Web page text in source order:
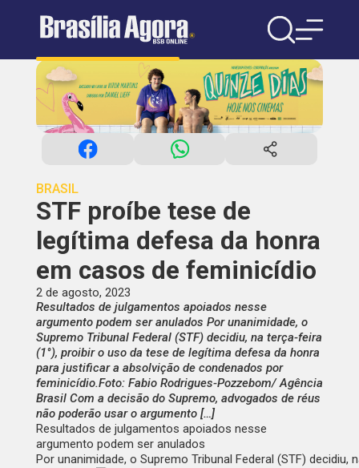
BRASIL
STF proíbe tese de
legítima defesa da honra
em casos de feminicídio
2 de agosto, 2023
Resultados de julgamentos apoiados nesse
argumento podem ser anulados Por unanimidade, o
Supremo Tribunal Federal (STF) decidiu, na terça-feira
(1°), proibir o uso da tese de legítima defesa da honra
para justificar a absolvição de condenados por
feminicídio.Foto: Fabio Rodrigues-Pozzebom/ Agência
Brasil Com a decisão do Supremo, advogados de réus
não poderão usar o argumento […]
Resultados de julgamentos apoiados nesse
argumento podem ser anulados
Por unanimidade, o Supremo Tribunal Federal (STF)